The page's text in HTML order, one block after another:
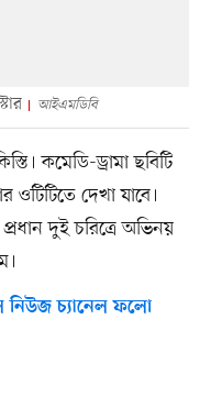
আইএমডিবি
কমেডি-ড্রামা ছবিটি
ওটিটিতে দেখা যাবে।
প্রধান দুই চরিত্রে অভিনয়
চ্যানেল ফলো